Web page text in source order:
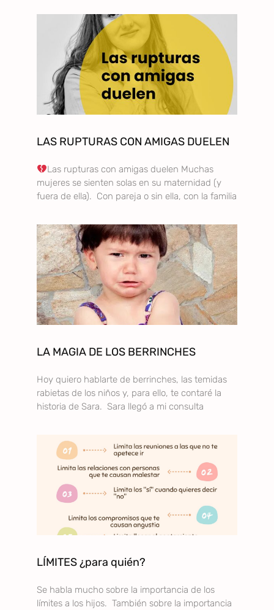
LAS RUPTURAS CON AMIGAS DUELEN
Las rupturas con amigas duelen Muchas
mujeres se sienten solas en su maternidad (y
fuera de ella). Con pareja o sin ella, con la familia
LA MAGIA DE LOS BERRINCHES
Hoy quiero hablarte de berrinches, las temidas
rabietas de los niños y, para ello, te contaré la
historia de Sara. Sara llegó a mi consulta
LÍMITES ¿para quién?
Se habla mucho sobre la importancia de los
límites a los hijos. También sobre la importancia